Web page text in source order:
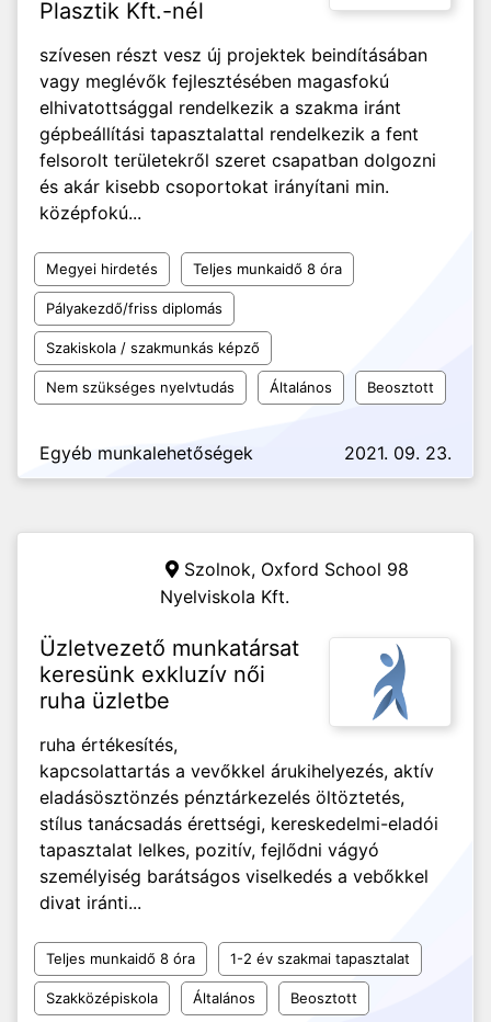
Plasztik Kft.-nél
szívesen részt vesz új projektek beindításában
vagy meglévők fejlesztésében magasfokú
elhivatottsággal rendelkezik a szakma iránt
gépbeállítási tapasztalattal rendelkezik a fent
felsorolt területekről szeret csapatban dolgozni
és akár kisebb csoportokat irányítani min.
középfokú...
Megyei hirdetés Teljes munkaidő 8 óra
Pályakezdő/friss diplomás
Szakiskola / szakmunkás képző
Nem szükséges nyelvtudás Általános Beosztott
Egyéb munkalehetőségek 2021. 09. 23.
Szolnok, Oxford School 98
Nyelviskola Kft.
Üzletvezető munkatársat
keresünk exkluzív női
ruha üzletbe
ruha értékesítés,
kapcsolattartás a vevőkkel árukihelyezés, aktív
eladásösztönzés pénztárkezelés öltöztetés,
stílus tanácsadás érettségi, kereskedelmi-eladói
tapasztalat lelkes, pozitív, fejlődni vágyó
személyiség barátságos viselkedés a vebőkkel
divat iránti...
Teljes munkaidő 8 óra 1-2 év szakmai tapasztalat
Szakközépiskola Általános Beosztott